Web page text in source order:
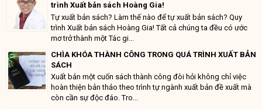
trình Xuất bản sách Hoàng Gia!
Tự xuất bản sách? Làm thế nào để tự xuất bản sách? Quy
trình Xuất bản sách Hoàng Gia! Tất cả chúng ta đều có ước
mơ trở thành một Tác gi...
CHÌA KHÓA THÀNH CÔNG TRONG QUÁ TRÌNH XUẤT BẢN
SÁCH
Xuất bản một cuốn sách thành công đòi hỏi không chỉ việc
hoàn thiện bản thảo theo trình tự ngành xuất bản đề xuất mà
còn cần sự độc đáo. Tro...